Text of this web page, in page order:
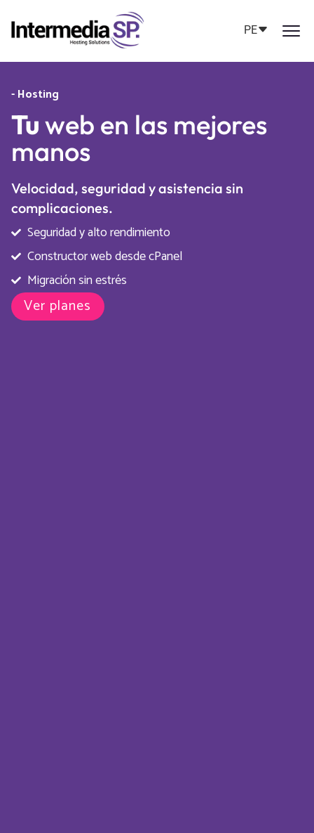
PE
- Hosting
Tuweb en las mejores
manos
Velocidad, seguridad y asistencia sin
complicaciones.
Seguridad y alto rendimiento
Constructor web desde cPanel
Migración sin estrés
Ver planes